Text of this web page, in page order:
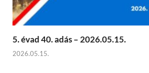
5. évad 40. adás – 2026.05.15.
2026.05.15.